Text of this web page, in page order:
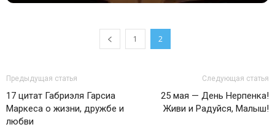
1 2
Предыдущая статья
17 цитат Габриэля Гарсиа
Маркеса о жизни, дружбе и
любви
Следующая статья
25 мая — День Нерпенка!
Живи и Радуйся, Малыш!